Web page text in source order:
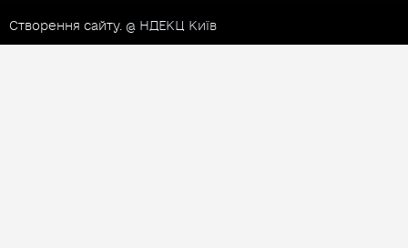
Створення сайту. @ НДЕКЦ Київ